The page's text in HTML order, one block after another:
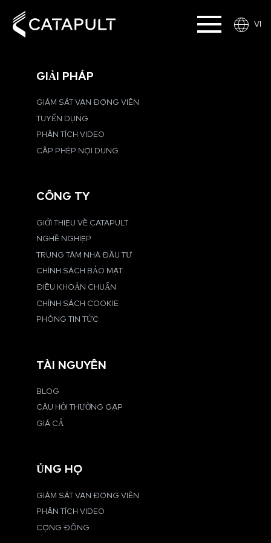
VI
GIẢI PHÁP
GIÁM SÁT VẬN ĐỘNG VIÊN
TUYỂN DỤNG
PHÂN TÍCH VIDEO
CẤP PHÉP NỘI DUNG
CÔNG TY
GIỚI THIỆU VỀ CATAPULT
NGHỀ NGHIỆP
TRUNG TÂM NHÀ ĐẦU TƯ
CHÍNH SÁCH BẢO MẬT
ĐIỀU KHOẢN CHUẨN
CHÍNH SÁCH COOKIE
PHÒNG TIN TỨC
TÀI NGUYÊN
BLOG
CÂU HỎI THƯỜNG GẶP
GIÁ CẢ
ỦNG HỘ
GIÁM SÁT VẬN ĐỘNG VIÊN
PHÂN TÍCH VIDEO
CỘNG ĐỒNG